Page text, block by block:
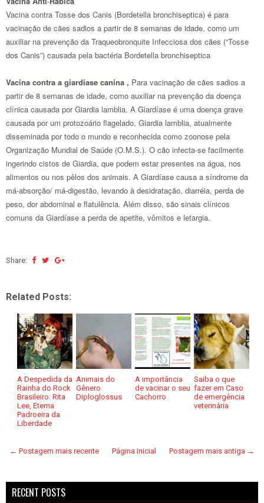
Vacina contra Tosse dos Canis (Bordetella bronchiseptica) é para
vacinação de cães sadios a partir de 8 semanas de idade, como um
auxiliar na prevenção da Traqueobronquite Infecciosa dos cães (“Tosse
dos Canis”) causada pela bactéria Bordetella bronchiseptica
Vacina contra a giardíase canina , Para vacinação de cães sadios a
partir de 8 semanas de idade, como auxiliar na prevenção da doença
clínica causada por Giardia lamblia. A Giardíase é uma doença grave
causada por um protozoário flagelado, Giardia lamblia, atualmente
disseminada por todo o mundo e reconhecida como zoonose pela
Organização Mundial de Saúde (O.M.S.). O cão infecta-se facilmente
ingerindo cistos de Giardia, que podem estar presentes na água, nos
alimentos ou nos pêlos dos animais. A Giardíase causa a síndrome da
má-absorção/ má-digestão, levando à desidratação, diarréia, perda de
peso, dor abdominal e flatulência. Além disso, são sinais clínicos
comuns da Giardíase a perda de apetite, vômitos e letargia.
Share:
Related Posts:
A Despedida da
Rainha do Rock
Brasileiro: Rita
Lee, Eterna
Padroeira da
Liberdade
Animais do
Gênero
Diploglossus
A importância
de vacinar o seu
Cachorro
Saiba o que
fazer em Caso
de emergência
veterinária
← Postagem mais recente Postagem mais antiga →
Página inicial
RECENT POSTS